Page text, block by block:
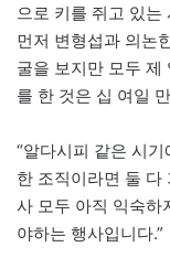
으로 키를 쥐고 있는
먼저 변형섭과 의논
굴을 보지만 모두 제
를 한 것은 십 여일
“알다시피 같은 시
한 조직이라면 둘 다
사 모두 아직 익숙하
야하는 행사입니다.”